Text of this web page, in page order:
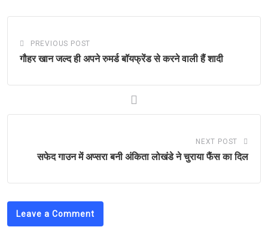
PREVIOUS POST
गौहर खान जल्द ही अपने रुमर्ड बॉयफ्रेंड से करने वाली हैं शादी
NEXT POST
सफेद गाउन में अप्सरा बनी अंकिता लोखंडे ने चुराया फैंस का दिल
Leave a Comment